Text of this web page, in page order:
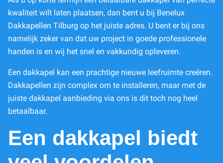
kwaliteit wilt laten plaatsen, dan bent u bij Benelux
Dakkapellen Tilburg op het juiste adres. U bent er bij ons
namelijk zeker van dat uw project in goede professionele
handen is en wij het snel en vakkundig opleveren.
Een dakkapel kan een prachtige nieuwe leefruimte creëren.
Dakkapellen zijn complex om te installeren, maar met de
juiste dakkapel aanbieding via ons is dit toch nog heel
betaalbaar.
Een dakkapel biedt